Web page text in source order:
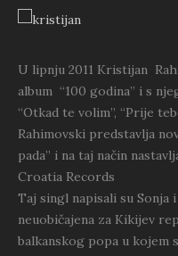
U lipnju 2011 Kristijan
album “100 godina” i s
“Otkad te volim”, “Prije
Rahimovski predstavlja
pada” i na taj način
Croatia Records
Taj singl napisali su Sonja
neuobičajena za Kikijev
balkanskog popa u kojem